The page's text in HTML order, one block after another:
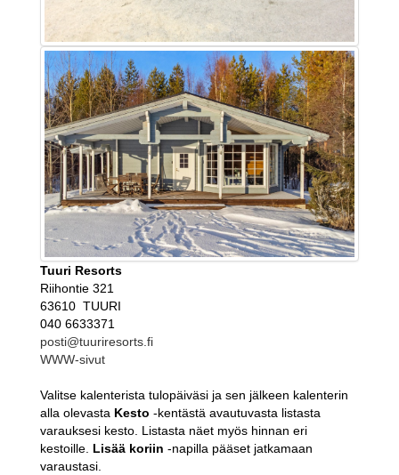
Tuuri Resorts
Riihontie 321
63610 TUURI
040 6633371
posti@tuuriresorts.fi
WWW-sivut
Valitse kalenterista tulopäiväsi ja sen jälkeen kalenterin
alla olevasta Kesto -kentästä avautuvasta listasta
varauksesi kesto. Listasta näet myös hinnan eri
kestoille. Lisää koriin -napilla pääset jatkamaan
varaustasi.